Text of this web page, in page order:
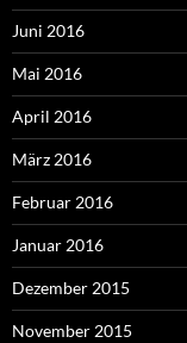
Juni 2016
Mai 2016
April 2016
März 2016
Februar 2016
Januar 2016
Dezember 2015
November 2015